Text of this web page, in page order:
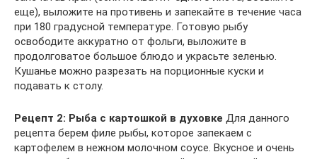
еще), выложите на противень и запекайте в течение часа
при 180 градусной температуре. Готовую рыбу
освободите аккуратно от фольги, выложите в
продолговатое большое блюдо и украсьте зеленью.
Кушанье можно разрезать на порционные куски и
подавать к столу.
Рецепт 2: Рыба с картошкой в духовке Для данного
рецепта берем филе рыбы, которое запекаем с
картофелем в нежном молочном соусе. Вкусное и очень